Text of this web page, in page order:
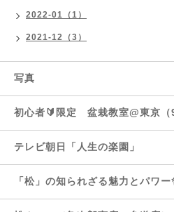
2022-01（1）
2021-12（3）
写真
初心者🔰限定 盆栽教室@東京
テレビ朝日「人生の楽園」
「松」の知られざる魅力とパワ